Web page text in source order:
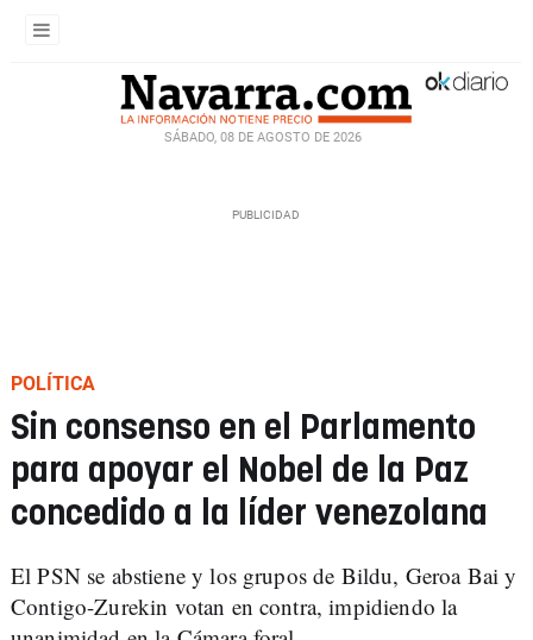
SÁBADO, 08 DE AGOSTO DE 2026
POLÍTICA
Sin consenso en el Parlamento
para apoyar el Nobel de la Paz
concedido a la líder venezolana
El PSN se abstiene y los grupos de Bildu, Geroa Bai y
Contigo-Zurekin votan en contra, impidiendo la